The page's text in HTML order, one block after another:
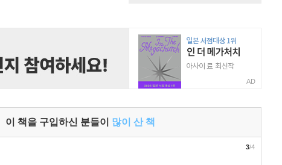
AD
이 책을 구입하신 분들이 많이 산 책
3/4